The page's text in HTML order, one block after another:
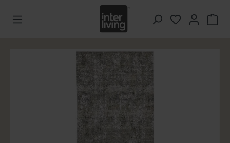
Zum Hauptinhalt springen
Du hast 0
Bildergalerie überspringen